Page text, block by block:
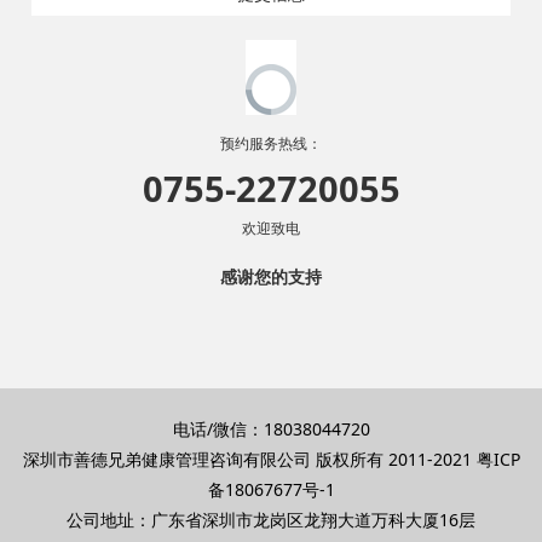
预约服务热线：
0755-22720055
欢迎致电
感谢您的支持
电话/微信：18038044720
深圳市善德兄弟健康管理咨询有限公司 版权所有 2011-2021 粤ICP
备18067677号-1
公司地址：广东省深圳市龙岗区龙翔大道万科大厦16层